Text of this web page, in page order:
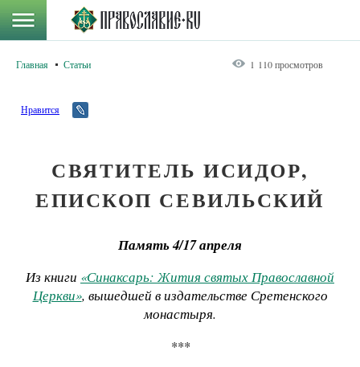
Главная Статьи 1 110 просмотров
Нравится
СВЯТИТЕЛЬ ИСИДОР,
ЕПИСКОП СЕВИЛЬСКИЙ
Память 4/17 апреля
Из книги «Синаксарь: Жития святых Православной
Церкви», вышедшей в издательстве Сретенского
монастыря.
***